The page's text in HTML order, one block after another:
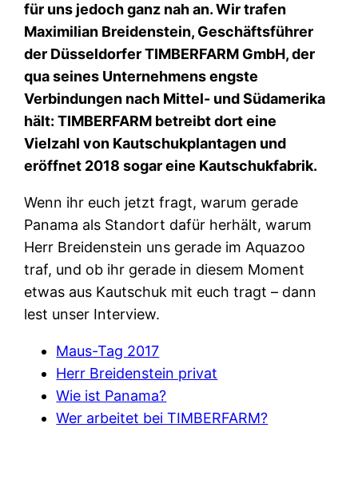
für uns jedoch ganz nah an. Wir trafen
Maximilian Breidenstein, Geschäftsführer
der Düsseldorfer TIMBERFARM GmbH, der
qua seines Unternehmens engste
Verbindungen nach Mittel- und Südamerika
hält: TIMBERFARM betreibt dort eine
Vielzahl von Kautschukplantagen und
eröffnet 2018 sogar eine Kautschukfabrik.
Wenn ihr euch jetzt fragt, warum gerade
Panama als Standort dafür herhält, warum
Herr Breidenstein uns gerade im Aquazoo
traf, und ob ihr gerade in diesem Moment
etwas aus Kautschuk mit euch tragt – dann
lest unser Interview.
Maus-Tag 2017
Herr Breidenstein privat
Wie ist Panama?
Wer arbeitet bei TIMBERFARM?